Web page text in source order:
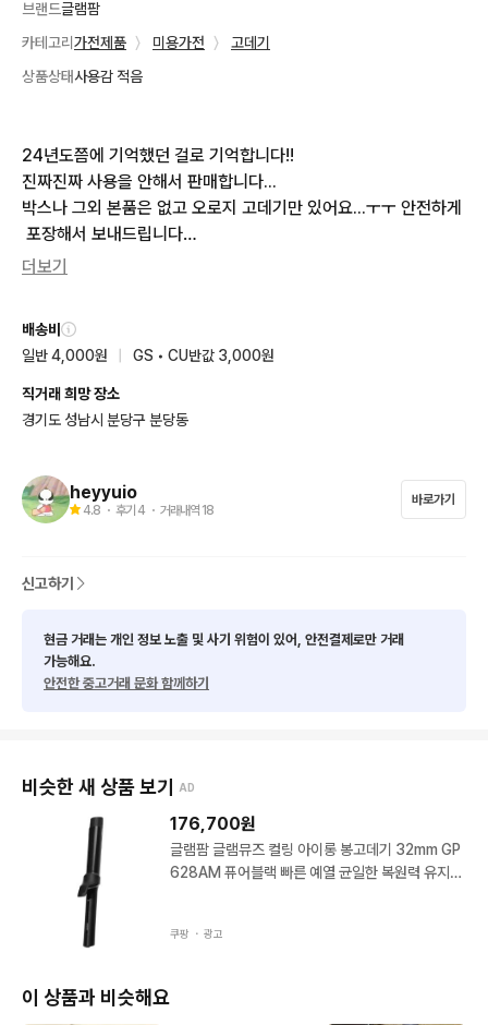
브랜드글램팜
카테고리 가전제품 〉 미용가전 〉
고데기
상품상태사용감 적음
24년도쯤에 기억했던 걸로 기억합니다!!
진짜진짜 사용을 안해서 판매합니다...
박스나 그외 본품은 없고 오로지 고데기만 있어요...ㅜㅜ 안전하게
포장해서 보내드립니다
에눌도 가능하니 편하게 연락주세요
더보기
배송비
일반 4,000원
GS • CU반값 3,000원
직거래 희망 장소
경기도 성남시 분당구 분당동
heyyuio
4.8 ・ 후기 4 ・ 거래내역 18
바로가기
신고하기
현금 거래는 개인 정보 노출 및 사기 위험이 있어, 안전결제로만 거래
가능해요.
안전한 중고거래 문화 함께하기
비슷한 새 상품 보기 AD
176,700원
글램팜 글램뮤즈 컬링 아이롱 봉고데기 32mm GP
628AM 퓨어블랙 빠른 예열 균일한 복원력 유지력
쿠팡 ・ 광고
이 상품과 비슷해요